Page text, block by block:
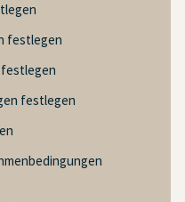
festlegen
festlegen
festlegen